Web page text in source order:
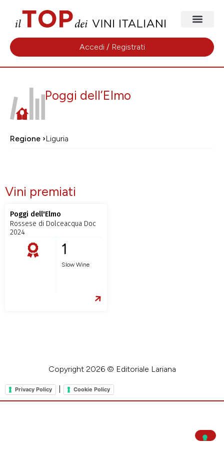
Accedi / Registrati
Poggi dell’Elmo
Regione ›Liguria
Vini premiati
Poggi dell'Elmo
Rossese di Dolceacqua Doc
2024
1
Slow Wine
Copyright 2026 © Editoriale Lariana
Privacy Policy Cookie Policy